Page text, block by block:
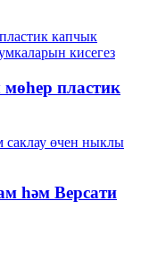
пластик
һәм Версати